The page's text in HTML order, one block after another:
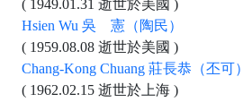
( 1949.01.31 逝世於美國 )
Hsien Wu 吳 憲（陶民）
( 1959.08.08 逝世於美國 )
Chang-Kong Chuang 莊長恭（丕可）
( 1962.02.15 逝世於上海 )